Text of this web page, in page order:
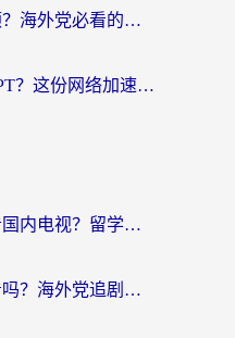
在欧洲玩新寻仙总卡顿？海外党必看的国服游戏加速全攻略
海外玩第九大陆卡成PPT？这份网络加速指南帮你丝滑上分
海外用什么软件可以看国内电视？留学生亲测有效的追剧自由指南
优酷缓存视频国外能看吗？海外党追剧看片的终极解决方案来了